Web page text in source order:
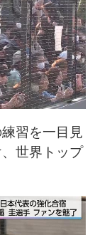
習を一目見
世界トップ